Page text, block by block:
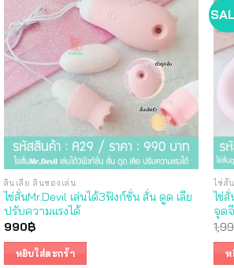
ลิ้นเลีย ลิ้นของเล่น
ไข่สั่นMr.Devil เล่นได้3ฟังก์ชั่น สั่น ดูด เลีย
ปรับความแรงได้
990฿
หยิบใส่ตะกร้า
ไข่สั่น
ไข่
จุด
ห